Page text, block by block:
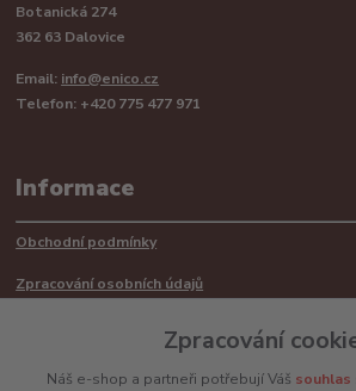
Botanická 274
362 63 Dalovice
Email: info@enico.cz
Telefon: +420 775 477 971
Informace
Obchodní podmínky
Zpracování osobních údajů
Zpracování
Náš e-shop a partneři potřebují Váš souhlas